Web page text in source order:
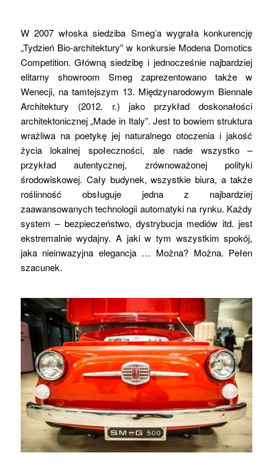
W 2007 włoska siedziba Smeg’a wygrała konkurencję
„Tydzień Bio-architektury” w konkursie Modena Domotics
Competition. Główną siedzibę i jednocześnie najbardziej
elitarny showroom Smeg zaprezentowano także w
Wenecji, na tamtejszym 13. Międzynarodowym Biennale
Architektury (2012. r.) jako przykład doskonałości
architektonicznej „Made in Italy”. Jest to bowiem struktura
wrażliwa na poetykę jej naturalnego otoczenia i jakość
życia lokalnej społeczności, ale nade wszystko –
przykład autentycznej, zrównoważonej polityki
środowiskowej. Cały budynek, wszystkie biura, a także
roślinność obsługuje jedna z najbardziej
zaawansowanych technologii automatyki na rynku. Każdy
system – bezpieczeństwo, dystrybucja mediów itd. jest
ekstremalnie wydajny. A jaki w tym wszystkim spokój,
jaka nieinwazyjna elegancja … Można? Można. Pełen
szacunek.